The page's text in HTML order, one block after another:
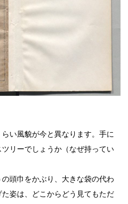
い風貌が今と異なります。手に
リーでしょうか（なぜ持ってい
頭巾をかぶり、大きな袋の代わ
姿は、どこからどう見てもただ